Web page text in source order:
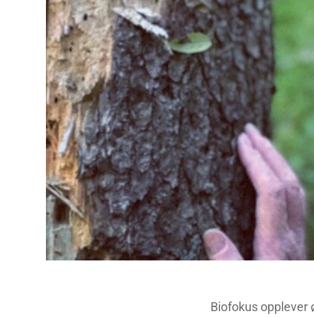
Biofokus opplever